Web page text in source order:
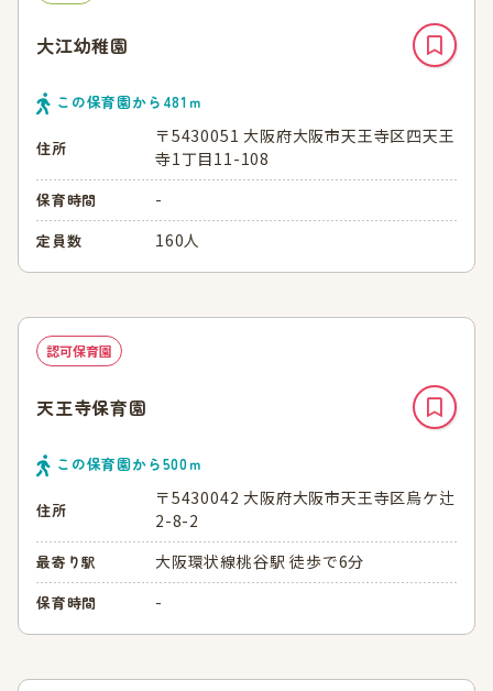
大江幼稚園
この保育園から 481 ｍ
住所
〒5430051 大阪府大阪市天王寺区四天王
寺1丁目11-108
保育時間 -
定員数 160人
認可保育園
天王寺保育園
この保育園から500ｍ
住所
〒5430042 大阪府大阪市天王寺区烏ケ辻
2-8-2
最寄り駅 大阪環状線桃谷駅 徒歩で6分
保育時間 -